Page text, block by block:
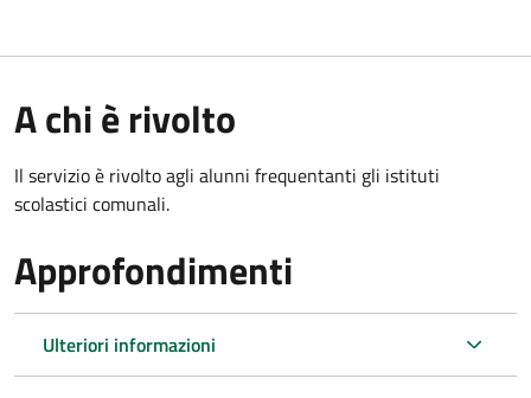
A chi è rivolto
Il servizio è rivolto agli alunni frequentanti gli istituti
scolastici comunali.
Approfondimenti
Ulteriori informazioni